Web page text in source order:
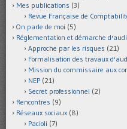
Mes publications (3)
Revue Française de
On parle de moi (5)
Réglementation et démarche
Approche par les risques (21)
Formalisation des travaux
Mission du commissaire aux
NEP (21)
Secret professionnel (2)
Rencontres (9)
Réseaux sociaux (8)
Pacioli (7)